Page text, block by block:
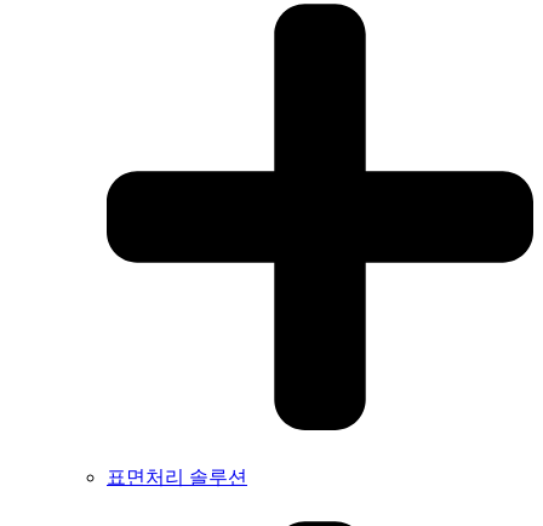
표면처리 솔루션